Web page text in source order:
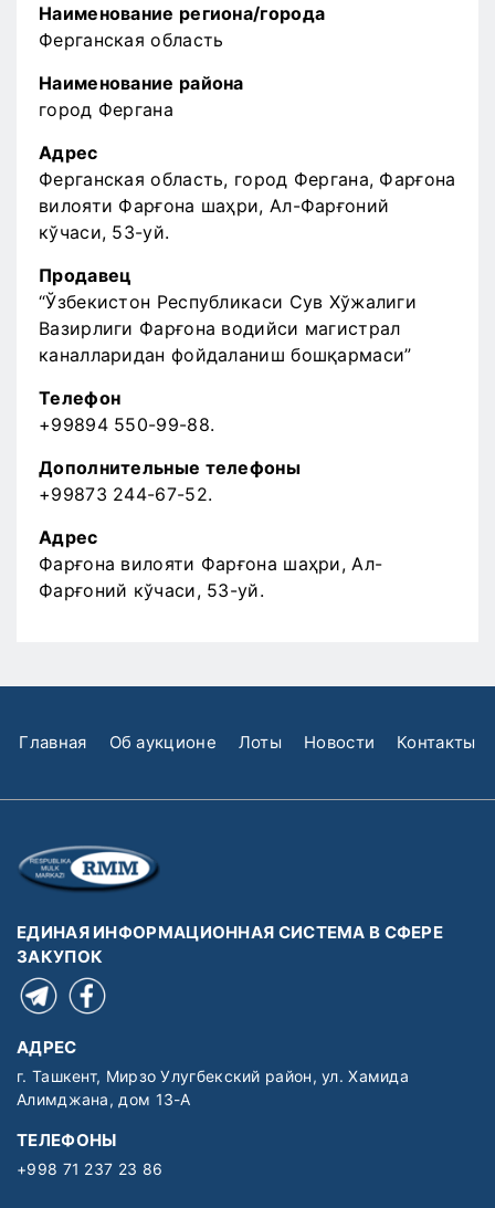
Наименование региона/города
Ферганская область
Наименование района
город Фергана
Адрес
Ферганская область, город Фергана, Фарғона
вилояти Фарғона шаҳри, Ал-Фарғоний
кўчаси, 53-уй.
Продавец
“Ўзбекистон Республикаси Сув Хўжалиги
Вазирлиги Фарғона водийси магистрал
каналларидан фойдаланиш бошқармаси”
Телефон
+99894 550-99-88.
Дополнительные телефоны
+99873 244-67-52.
Адрес
Фарғона вилояти Фарғона шаҳри, Ал-
Фарғоний кўчаси, 53-уй.
Главная Об аукционе Лоты Новости Контакты
ЕДИНАЯ ИНФОРМАЦИОННАЯ СИСТЕМА В СФЕРЕ
ЗАКУПОК
АДРЕС
г. Ташкент, Мирзо Улугбекский район, ул. Хамида
Алимджана, дом 13-А
ТЕЛЕФОНЫ
+998 71 237 23 86